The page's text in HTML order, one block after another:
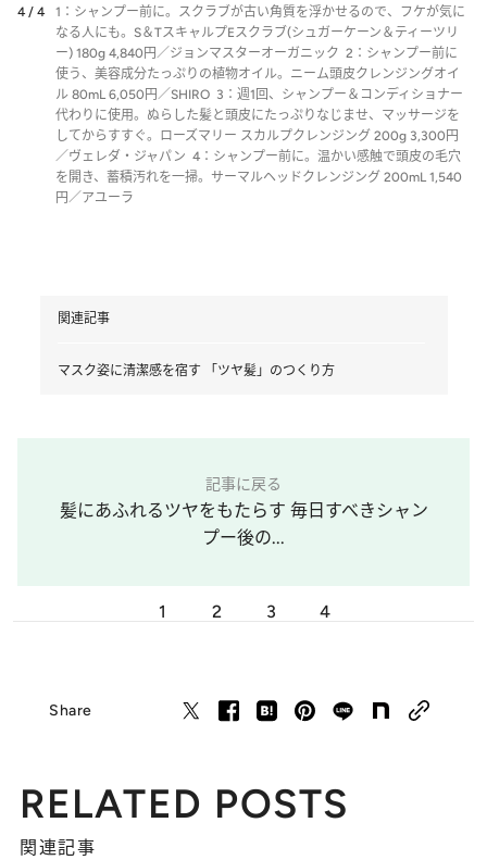
4 / 4
1：シャンプー前に。スクラブが古い角質を浮かせるので、フケが気に
なる人にも。S＆TスキャルプEスクラブ(シュガーケーン＆ティーツリ
ー) 180g 4,840円／ジョンマスターオーガニック 2：シャンプー前に
使う、美容成分たっぷりの植物オイル。ニーム頭皮クレンジングオイ
ル 80mL 6,050円／SHIRO 3：週1回、シャンプー＆コンディショナー
代わりに使用。ぬらした髪と頭皮にたっぷりなじませ、マッサージを
してからすすぐ。ローズマリー スカルプクレンジング 200g 3,300円
／ヴェレダ・ジャパン 4：シャンプー前に。温かい感触で頭皮の毛穴
を開き、蓄積汚れを一掃。サーマルヘッドクレンジング 200mL 1,540
円／アユーラ
関連記事
マスク姿に清潔感を宿す 「ツヤ髪」のつくり方
記事に戻る
髪にあふれるツヤをもたらす 毎日すべきシャン
プー後の...
1 2 3 4
Share
RELATED POSTS
関連記事